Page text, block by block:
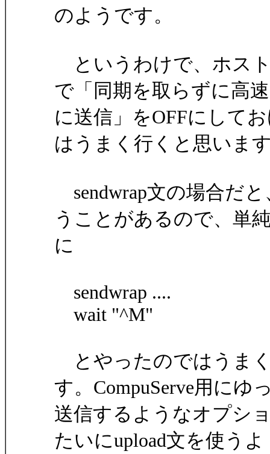
のようです。
というわけで、ホス
で「同期を取らずに高速
に送信」をOFFにして
はうまく行くと思いま
sendwrap文の場合だ
うことがあるので、単
に
sendwrap ....
wait "^M"
とやったのではうま
す。CompuServe用にゆ
送信するようなオプシ
たいにupload文を使うよ